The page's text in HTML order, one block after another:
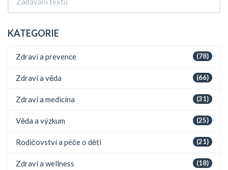
KATEGORIE
(78)
Zdraví a prevence
(66)
Zdraví a věda
(31)
Zdraví a medicína
(25)
Věda a výzkum
(21)
Rodičovství a péče o děti
(18)
Zdraví a wellness